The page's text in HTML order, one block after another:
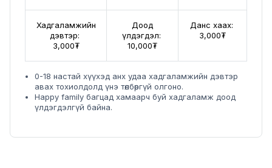
Хадгаламжийн
дэвтэр:
3,000₮
Доод
үлдэгдэл:
10,000₮
Данс хаах:
3,000₮
0-18 настай хүүхэд анх удаа хадгаламжийн дэвтэр
авах тохиолдолд үнэ төлбөргүй олгоно.
Happy family багцад хамаарч буй хадгаламж доод
үлдэгдэлгүй байна.